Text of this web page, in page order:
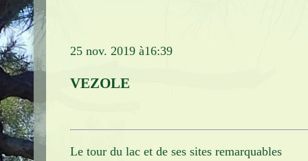
L'InterClub
25 nov. 2019 à16:39
VEZOLE
Le tour du lac et de ses sites remarquables